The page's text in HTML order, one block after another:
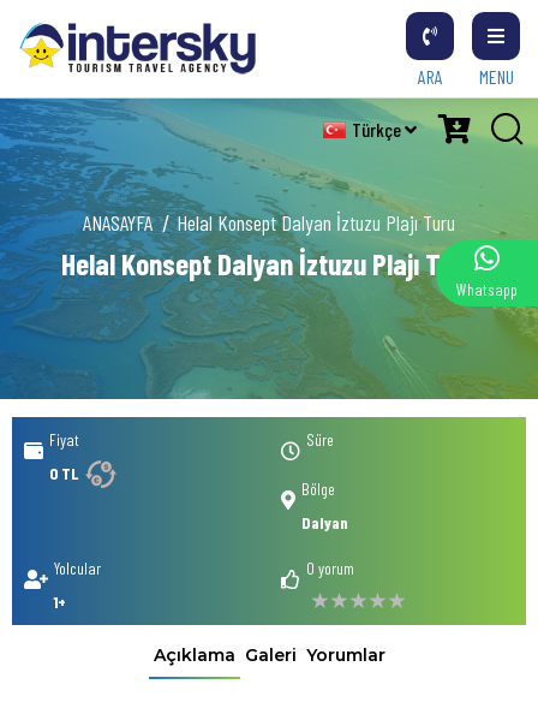
MENU
ARA
Türkçe
ANASAYFA Helal Konsept Dalyan İztuzu Plajı Turu
Helal Konsept Dalyan İztuzu Plajı Turu
Fiyat
0 TL
Süre
Bölge
Dalyan
Yolcular
1+
0 yorum
Açıklama Galeri Yorumlar
Whatsapp